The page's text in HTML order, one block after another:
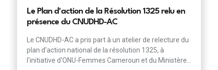
Le Plan d'action de la Résolution 1325 relu en
présence du CNUDHD-AC
Le CNUDHD-AC a pris part à un atelier de relecture du
plan d'action national de la résolution 1325, à
l'initiative d'ONU-Femmes Cameroun et du Ministère...